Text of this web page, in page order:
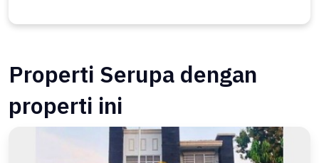
Properti Serupa dengan
properti ini